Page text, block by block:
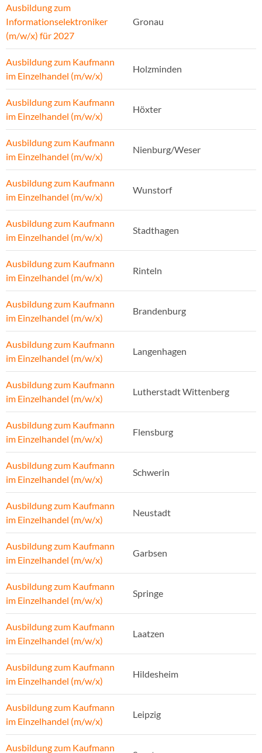
Ausbildung zum
Informationselektroniker
(m/w/x) für 2027
Gronau
Ausbildung zum Kaufmann
im Einzelhandel (m/w/x)
Holzminden
Ausbildung zum Kaufmann
im Einzelhandel (m/w/x)
Höxter
Ausbildung zum Kaufmann
im Einzelhandel (m/w/x)
Nienburg/Weser
Ausbildung zum Kaufmann
im Einzelhandel (m/w/x)
Wunstorf
Ausbildung zum Kaufmann
im Einzelhandel (m/w/x)
Stadthagen
Ausbildung zum Kaufmann
im Einzelhandel (m/w/x)
Rinteln
Ausbildung zum Kaufmann
im Einzelhandel (m/w/x)
Brandenburg
Ausbildung zum Kaufmann
im Einzelhandel (m/w/x)
Langenhagen
Ausbildung zum Kaufmann
im Einzelhandel (m/w/x)
Lutherstadt Wittenberg
Ausbildung zum Kaufmann
im Einzelhandel (m/w/x)
Flensburg
Ausbildung zum Kaufmann
im Einzelhandel (m/w/x)
Schwerin
Ausbildung zum Kaufmann
im Einzelhandel (m/w/x)
Neustadt
Ausbildung zum Kaufmann
im Einzelhandel (m/w/x)
Garbsen
Ausbildung zum Kaufmann
im Einzelhandel (m/w/x)
Springe
Ausbildung zum Kaufmann
im Einzelhandel (m/w/x)
Laatzen
Ausbildung zum Kaufmann
im Einzelhandel (m/w/x)
Hildesheim
Ausbildung zum Kaufmann
im Einzelhandel (m/w/x)
Leipzig
Ausbildung zum Kaufmann